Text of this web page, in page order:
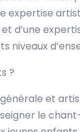
expertise
d’une
niveaux
?
et
le